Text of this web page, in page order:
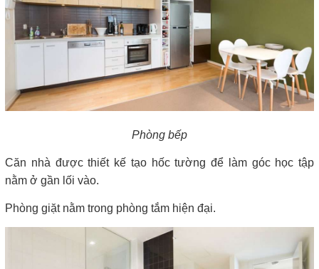
Phòng bếp
Căn nhà được thiết kế tạo hốc tường để làm góc học tập
nằm ở gần lối vào.
Phòng giặt nằm trong phòng tắm hiện đại.